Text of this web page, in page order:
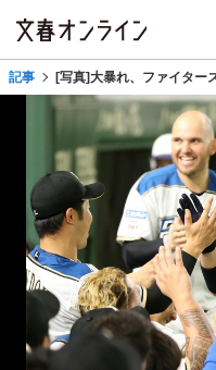
記事 [写真]大暴れ、ファイター